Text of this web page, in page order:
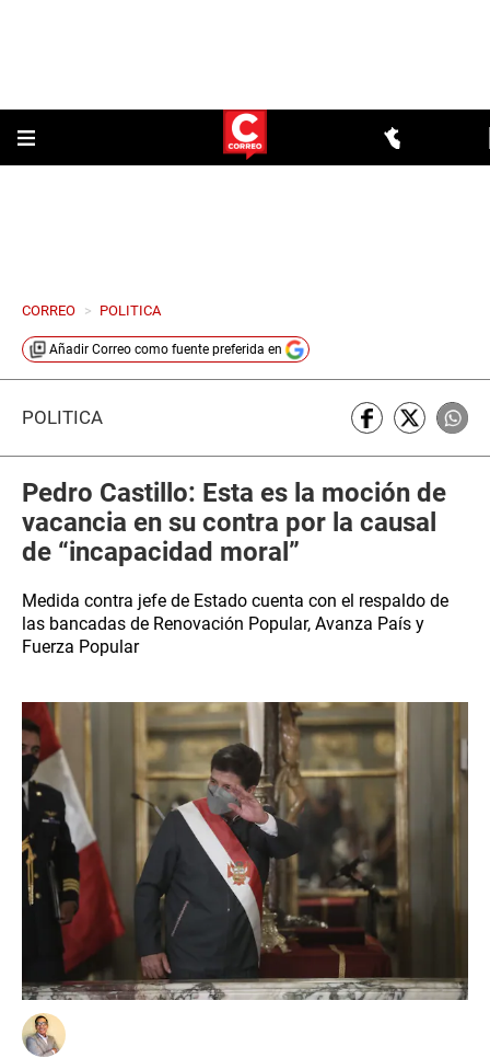
CORREO > POLITICA
Añadir Correo como fuente preferida en
POLÍTICA
Pedro Castillo: Esta es la moción de
vacancia en su contra por la causal
de “incapacidad moral”
Medida contra jefe de Estado cuenta con el respaldo de
las bancadas de Renovación Popular, Avanza País y
Fuerza Popular